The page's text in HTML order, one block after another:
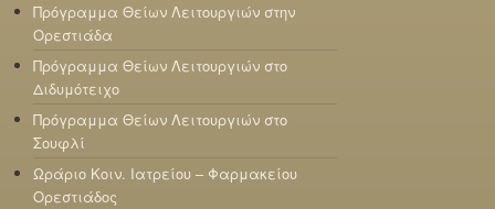
Πρόγραμμα Θείων Λειτουργιών στην
Ορεστιάδα
Πρόγραμμα Θείων Λειτουργιών στο
Διδυμότειχο
Πρόγραμμα Θείων Λειτουργιών στο
Σουφλί
Ωράριο Κοιν. Ιατρείου – Φαρμακείου
Ορεστιάδος